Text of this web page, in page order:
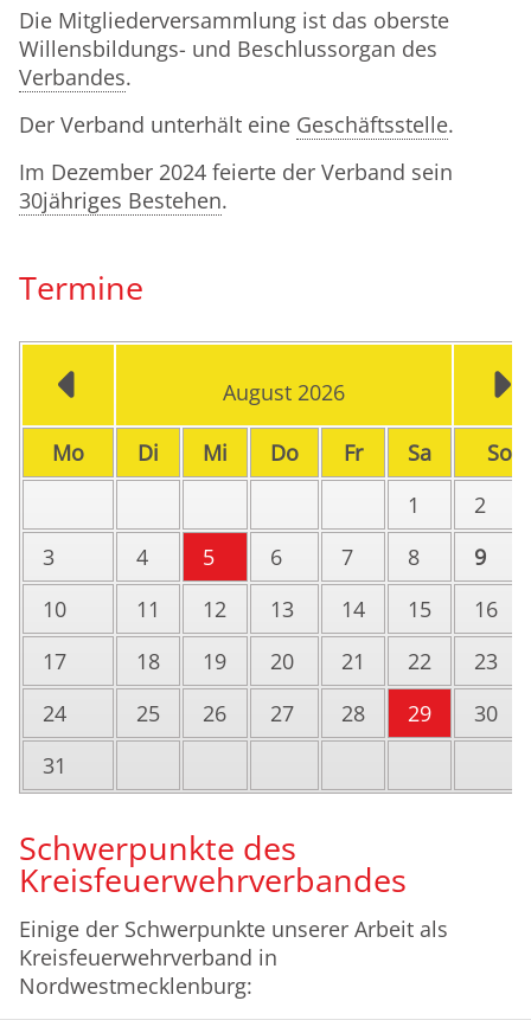
Die Mitgliederversammlung ist das oberste
Willensbildungs- und Beschlussorgan des
Verbandes.
Der Verband unterhält eine Geschäftsstelle.
Im Dezember 2024 feierte der Verband sein
30jähriges Bestehen.
Termine
August 2026
Montag Di enstag
Mi ttwoch
Donnerstag
FreitagSamstagSo
1
2
3
4 5 6 7 8
9
10
11 12 13 14 15
16
17
18 19 20 21 22
23
24
25 26 27 28 29
30
31
Schwerpunkte des
Kreisfeuerwehrverbandes
Einige der Schwerpunkte unserer Arbeit als
Kreisfeuerwehrverband in
Nordwestmecklenburg: